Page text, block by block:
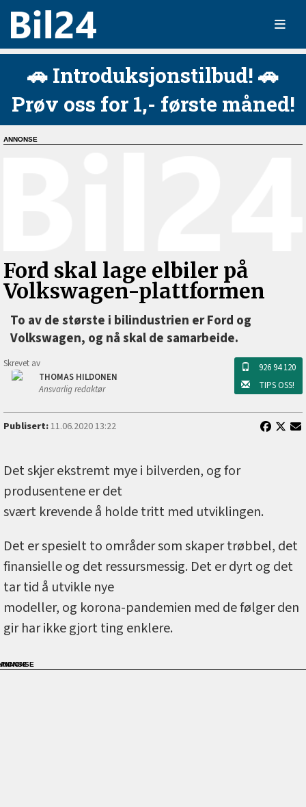
🚗 Introduksjonstilbud! 🚗
Prøv oss for 1,- første måned!
Ford skal lage elbiler på
Volkswagen-plattformen
To av de største i bilindustrien er Ford og
Volkswagen, og nå skal de samarbeide.
Skrevet av
THOMAS HILDONEN
Ansvarlig redaktør
926 94 120
TIPS OSS!
Publisert:11.06.2020 13:22
Det skjer ekstremt mye i bilverden, og for
produsentene er det
svært krevende å holde tritt med utviklingen.
Det er spesielt to områder som skaper trøbbel, det
finansielle og det ressursmessig. Det er dyrt og det
tar tid å utvikle nye
modeller, og korona-pandemien med de følger den
gir har ikke gjort ting enklere.